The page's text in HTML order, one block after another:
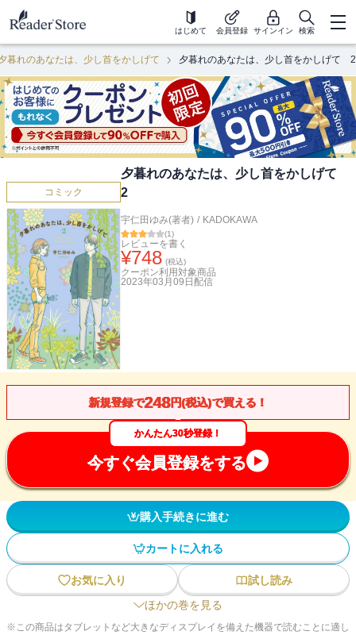
はじめて 会員登録 サインイン 検索
暮れのあなたは、少し首をかしげて 夕暮れのあなたは、少し首をかしげて 2
コミック
夕暮れのあなたは、少し首をかしげて
2
宇仁田ゆみ(著者) / KADOKAWA
(1)
レビューを書く
¥748 (税込)
クーポン利用対象商品
2023年03月09日 配信
新規登録で248円(税込)で買える！
かんたん30秒登録！
今すぐ会員登録をする
購入手続きに進む
カートに入れる
お気に入り
試し読み
ほかの巻を見る
※この商品はタブレットなど大きなディスプレイを備えた機器で読むことに適し